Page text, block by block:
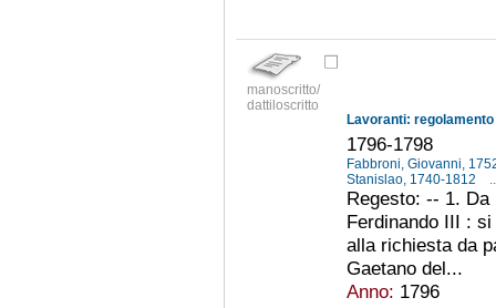
manoscritto/
dattiloscritto
1796-1798
Fabbroni, Giovanni,
Stanislao, 1740-1812
Regesto: -- 1. Da
Ferdinando III :
alla richiesta da
Gaetano del...
Anno: 1796